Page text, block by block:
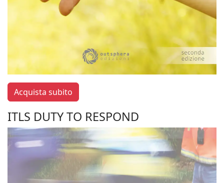
Acquista subito
ITLS DUTY TO RESPOND